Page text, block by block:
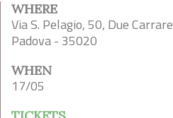
WHERE
Via S. Pelagio, 50, Due Carrare
Padova - 35020
WHEN
17/05